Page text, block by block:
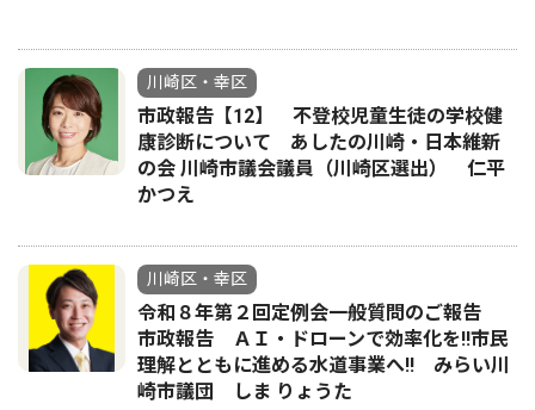
川崎区・幸区
市政報告【12】 不登校児童生徒の学校健
康診断について あしたの川崎・日本維新
の会 川崎市議会議員（川崎区選出） 仁平
かつえ
川崎区・幸区
令和８年第２回定例会一般質問のご報告
市政報告 ＡＩ・ドローンで効率化を!!市民
理解とともに進める水道事業へ!! みらい川
崎市議団 しま りょうた